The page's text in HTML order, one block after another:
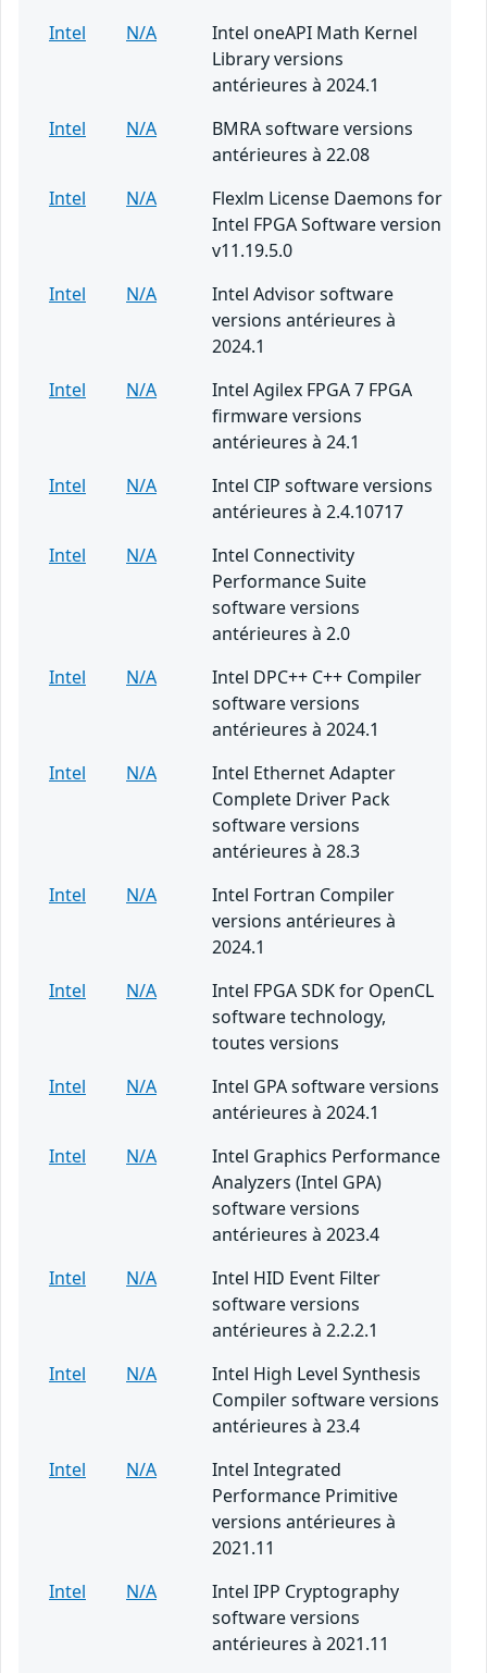
Intel
N/A
Intel oneAPI Math Kernel
Library versions
antérieures à 2024.1
Intel
N/A
BMRA software versions
antérieures à 22.08
Intel
N/A
Flexlm License Daemons for
Intel FPGA Software version
v11.19.5.0
Intel
N/A
Intel Advisor software
versions antérieures à
2024.1
Intel
N/A
Intel Agilex FPGA 7 FPGA
firmware versions
antérieures à 24.1
Intel
N/A
Intel CIP software versions
antérieures à 2.4.10717
Intel
N/A
Intel Connectivity
Performance Suite
software versions
antérieures à 2.0
Intel
N/A
Intel DPC++ C++ Compiler
software versions
antérieures à 2024.1
Intel
N/A
Intel Ethernet Adapter
Complete Driver Pack
software versions
antérieures à 28.3
Intel
N/A
Intel Fortran Compiler
versions antérieures à
2024.1
Intel
N/A
Intel FPGA SDK for OpenCL
software technology,
toutes versions
Intel
N/A
Intel GPA software versions
antérieures à 2024.1
Intel
N/A
Intel Graphics Performance
Analyzers (Intel GPA)
software versions
antérieures à 2023.4
Intel
N/A
Intel HID Event Filter
software versions
antérieures à 2.2.2.1
Intel
N/A
Intel High Level Synthesis
Compiler software versions
antérieures à 23.4
Intel
N/A
Intel Integrated
Performance Primitive
versions antérieures à
2021.11
Intel
N/A
Intel IPP Cryptography
software versions
antérieures à 2021.11